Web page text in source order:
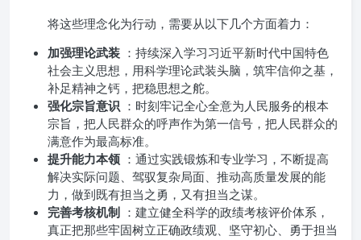
将这些理念化为行动，需要从以下几个方面着力：
加强理论武装 ：持续深入学习习近平新时代中国特色
社会主义思想，用科学理论武装头脑，筑牢信仰之基，
补足精神之钙，把稳思想之舵。
强化宗旨意识 ：时刻牢记全心全意为人民服务的根本
宗旨，把人民群众的呼声作为第一信号，把人民群众的
满意作为最高标准。
提升能力本领 ：通过实践锻炼和专业学习，不断提高
解决实际问题、驾驭复杂局面、推动高质量发展的能
力，做到既有担当之勇，又有担当之谋。
完善考核机制 ：建立健全科学的政绩考核评价体系，
真正把那些牢固树立正确政绩观、坚守初心、勇于担当